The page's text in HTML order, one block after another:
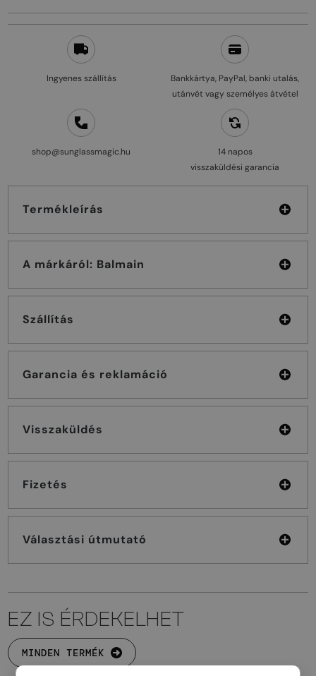
Ingyenes szállítás
Bankkártya, PayPal, banki utalás,
utánvét vagy személyes átvétel
shop@sunglassmagic.hu
14 napos
visszaküldési garancia
Termékleírás
A márkáról: Balmain
Szállítás
Garancia és reklamáció
Visszaküldés
Fizetés
Választási útmutató
EZ IS ÉRDEKELHET
MINDEN TERMÉK